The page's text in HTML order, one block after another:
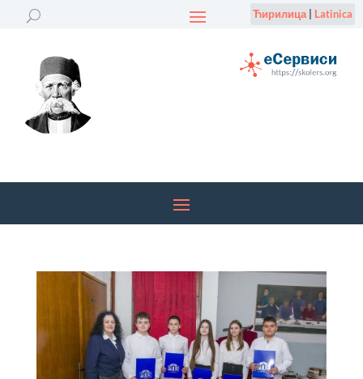
Ћирилица| Latinica